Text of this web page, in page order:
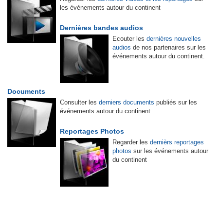
les événements autour du continent
Dernières bandes audios
Ecouter les dernières nouvelles
audios de nos partenaires sur les
événements autour du continent.
Documents
Consulter les derniers documents publiés sur les
événements autour du continent
Reportages Photos
Regarder les dernièrs reportages
photos sur les événements autour
du continent